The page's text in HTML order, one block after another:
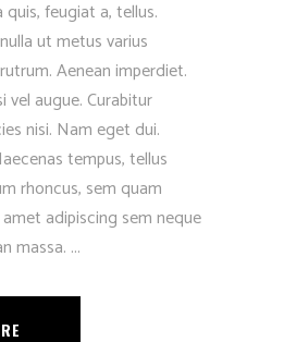
quis, feugiat a, tellus.
ut metus varius
Aenean imperdiet.
vel augue. Curabitur
nisi. Nam eget dui.
tempus, tellus
rhoncus, sem quam
adipiscing sem neque
massa.